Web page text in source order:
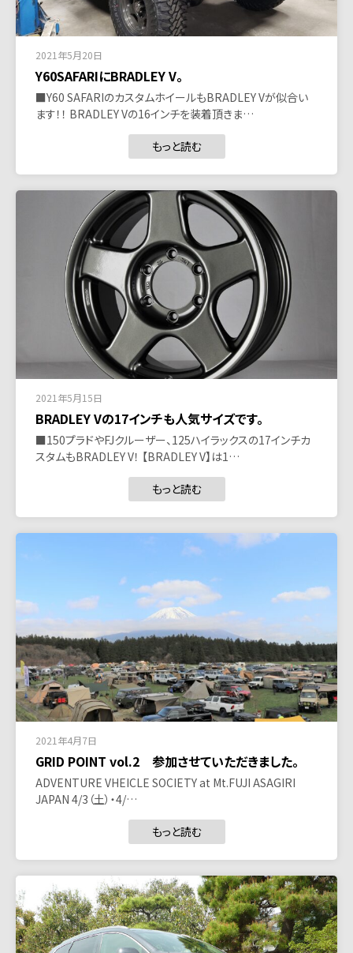
2021年5月20日
Y60SAFARIにBRADLEY V。
■Y60 SAFARIのカスタムホイールもBRADLEY Vが似合い
ます！！ BRADLEY Vの16インチを装着頂きま…
もっと読む
2021年5月15日
BRADLEY Vの17インチも人気サイズです。
■150プラドやFJクルーザー、125ハイラックスの17インチカ
スタムもBRADLEY V！ 【BRADLEY V】は1…
もっと読む
2021年4月7日
GRID POINT vol.2 参加させていただきました。
ADVENTURE VHEICLE SOCIETY at Mt.FUJI ASAGIRI
JAPAN 4/3（土）・4/…
もっと読む